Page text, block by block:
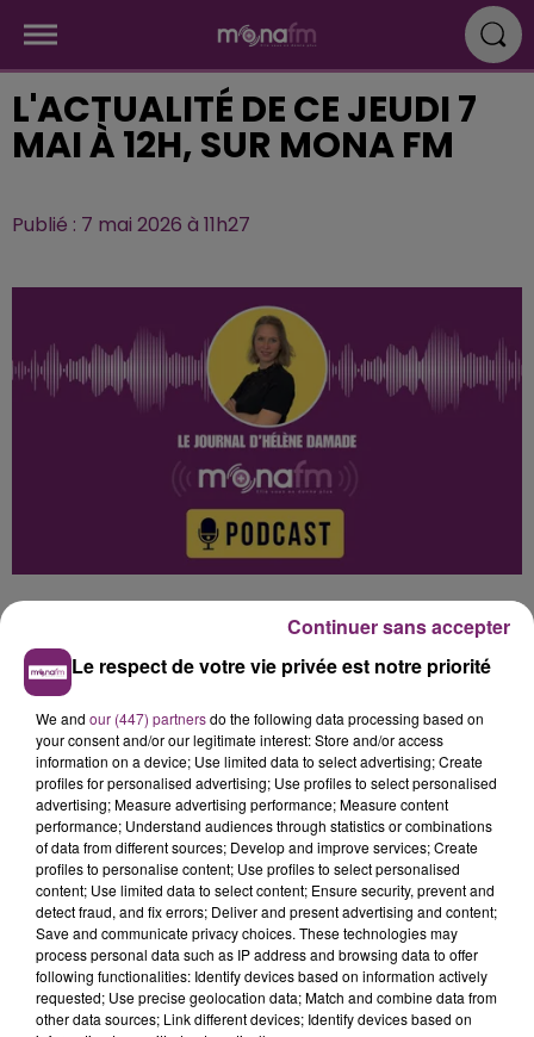
L'ACTUALITÉ DE CE JEUDI 7
MAI À 12H, SUR MONA FM
Publié : 7 mai 2026 à 11h27
0:00 3 min 4 sec
Hélène Damade
L'actualité de ce jeudi 7 mai à 12h, sur Mona FM
7 mai 2026 - 3 min 4 sec
L'ACTUALITÉ DE CE JEUDI 7 MAI À 12H, SUR
Le respect de votre vie privée est notre priorité
We and our (447) partnersdo the following data processing based on
your consent and/or our legitimate interest: Store and/or access
information on a device; Use limited data to select advertising; Create
profiles for personalised advertising; Use profiles to select personalised
advertising; Measure advertising performance; Measure content
performance; Understand audiences through statistics or combinations
of data from different sources; Develop and improve services; Create
profiles to personalise content; Use profiles to select personalised
content; Use limited data to select content; Ensure security, prevent and
detect fraud, and fix errors; Deliver and present advertising and content;
Save and communicate privacy choices. These technologies may
process personal data such as IP address and browsing data to offer
following functionalities: Identify devices based on information actively
requested; Use precise geolocation data; Match and combine data from
other data sources; Link different devices; Identify devices based on
Continuer sans accepter